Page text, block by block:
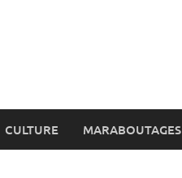
CULTURE MARABOUTAGES